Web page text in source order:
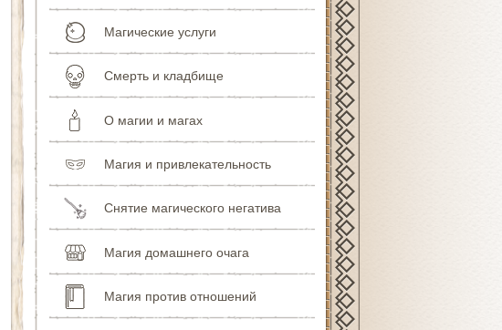
Магические услуги
Смерть и кладбище
О магии и магах
Магия и привлекательность
Снятие магического негатива
Магия домашнего очага
Магия против отношений